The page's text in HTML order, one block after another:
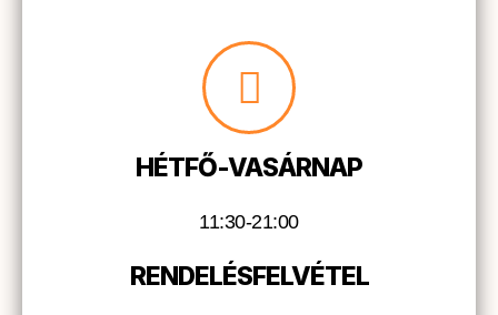
HÉTFŐ-VASÁRNAP
11:30-21:00
RENDELÉSFELVÉTEL